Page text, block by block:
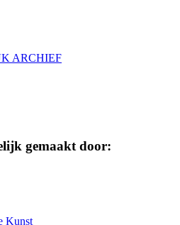
ARCHIEF
gemaakt door: